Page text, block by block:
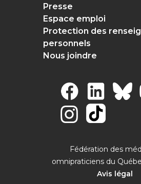
Presse
Espace emploi
Protection des
personnels
Nous joindre
Fédération des
omnipraticiens du
Avis légal